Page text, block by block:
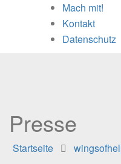
Mach mit!
Kontakt
Datenschutz
Presse
Startseite